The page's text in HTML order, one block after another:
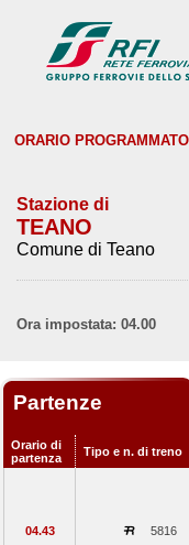
ORARIO
Stazione di
TEANO
Comune di Teano
Ora impostata: 04.00
Partenze
Orario di
partenza
Tipo e n. di treno
04.43 5816